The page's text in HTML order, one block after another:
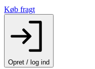
Køb fragt
Opret / log ind